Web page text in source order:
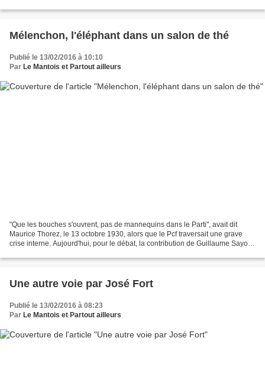
Mélenchon, l'éléphant dans un salon de thé
Publié le 13/02/2016 à 10:10
Par Le Mantois et Partout ailleurs
"Que les bouches s'ouvrent, pas de mannequins dans le Parti", avait dit
Maurice Thorez, le 13 octobre 1930, alors que le Pcf traversait une grave
crise interne. Aujourd'hui, pour le débat, la contribution de Guillaume Sayon,
Une autre voie par José Fort
Publié le 13/02/2016 à 08:23
Par Le Mantois et Partout ailleurs